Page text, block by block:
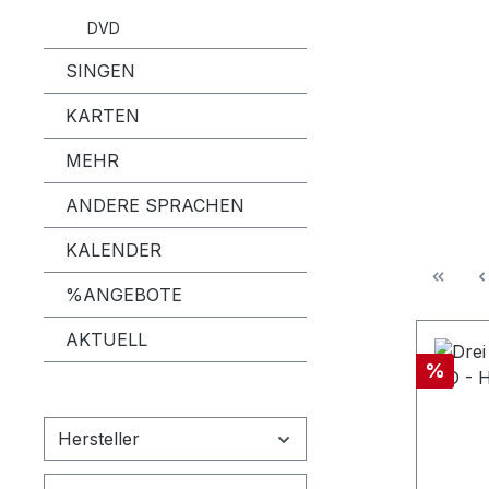
DVD
SINGEN
KARTEN
MEHR
ANDERE SPRACHEN
KALENDER
%ANGEBOTE
AKTUELL
Hersteller
Rabatt
%